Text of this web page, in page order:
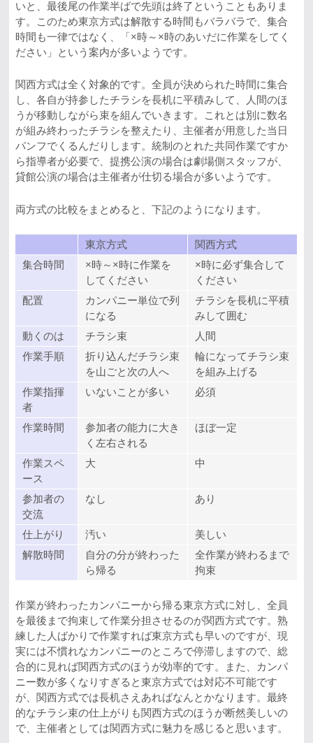
いと、最後尾の作業半ばで先頭は終了ということもありま
す。このため東京方式は解散する時間もバラバラで、集合
時間も一律ではなく、「×時～×時のあいだに作業をしてく
ださい」という案内が多いようです。
関西方式は全く対象的です。全員が決められた時間に集合
し、各自が持参したチラシを長机に平積みして、人間のほ
うが移動しながら束を組んでいきます。これとは別に数名
が組み終わったチラシを整えたり、主催者が用意した当日
パンフでくるんだりします。統制のとれた共同作業ですか
ら指導者が必要で、提携公演の場合は劇場側スタッフが、
貸館公演の場合は主催者が仕切る場合が多いようです。
両方式の比較をまとめると、下記のようになります。
東京方式
関西方式
集合時間
×時～×時に作業を
してください
×時に必ず集合して
ください
配置
カンパニー単位で列
になる
チラシを長机に平積
みして囲む
動くのは
チラシ束
人間
作業手順
折り込んだチラシ束
を山ごと次の人へ
輪になってチラシ束
を組み上げる
作業指揮
者
いないことが多い 必須
作業時間
参加者の能力に大き
く左右される
ほぼ一定
作業スペ
ース
大 中
参加者の
交流
なし あり
仕上がり 汚い
美しい
解散時間
自分の分が終わった
ら帰る
全作業が終わるまで
拘束
作業が終わったカンパニーから帰る東京方式に対し、全員
を最後まで拘束して作業分担させるのが関西方式です。熟
練した人ばかりで作業すれば東京方式も早いのですが、現
実には不慣れなカンパニーのところで停滞しますので、総
合的に見れば関西方式のほうが効率的です。また、カンパ
ニー数が多くなりすぎると東京方式では対応不可能です
が、関西方式では長机さえあればなんとかなります。最終
的なチラシ束の仕上がりも関西方式のほうが断然美しいの
で、主催者としては関西方式に魅力を感じると思います。